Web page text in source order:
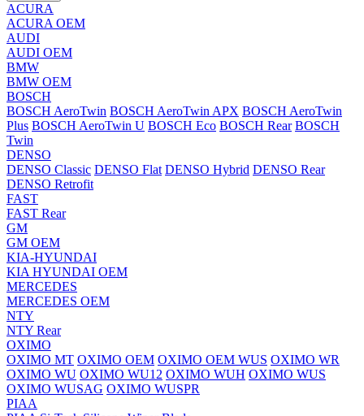
ACURA
ACURA OEM
AUDI
AUDI OEM
BMW
BMW OEM
BOSCH
BOSCH AeroTwin BOSCH AeroTwin APX BOSCH AeroTwin
Plus BOSCH AeroTwin U BOSCH Eco BOSCH Rear BOSCH
Twin
DENSO
DENSO Classic DENSO Flat DENSO Hybrid DENSO Rear
DENSO Retrofit
FAST
FAST Rear
GM
GM OEM
KIA-HYUNDAI
KIA HYUNDAI OEM
MERCEDES
MERCEDES OEM
NTY
NTY Rear
OXIMO
OXIMO MT OXIMO OEM OXIMO OEM WUS OXIMO WR
OXIMO WU OXIMO WU12 OXIMO WUH OXIMO WUS
OXIMO WUSAG OXIMO WUSPR
PIAA